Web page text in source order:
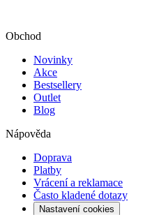
Obchod
Novinky
Akce
Bestsellery
Outlet
Blog
Nápověda
Doprava
Platby
Vrácení a reklamace
Často kladené dotazy
Nastavení cookies